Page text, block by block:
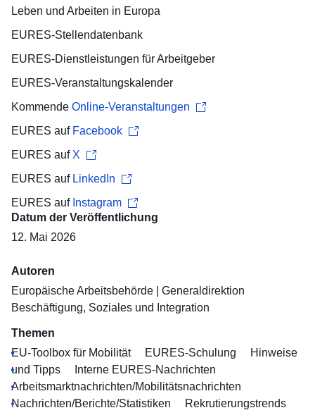
Leben und Arbeiten in Europa
EURES-Stellendatenbank
EURES-Dienstleistungen fürArbeitgeber
EURES-Veranstaltungskalender
Kommende Online-Veranstaltungen
EURES auf Facebook
EURES auf X
EURES auf LinkedIn
EURES auf Instagram
Datum der Veröffentlichung
12. Mai 2026
Autoren
Europäische Arbeitsbehörde
Generaldirektion
Beschäftigung, Soziales und Integration
Themen
EU-Toolbox für Mobilität
EURES-Schulung
Hinweise
und Tipps
Interne EURES-Nachrichten
Arbeitsmarktnachrichten/Mobilitätsnachrichten
Nachrichten/Berichte/Statistiken
Rekrutierungstrends